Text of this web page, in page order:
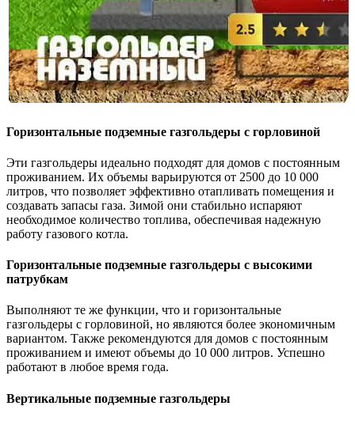
Горизонтальные подземные газгольдеры с горловиной
Эти газгольдеры идеально подходят для домов с постоянным
проживанием. Их объемы варьируются от 2500 до 10 000
литров, что позволяет эффективно отапливать помещения и
создавать запасы газа. Зимой они стабильно испаряют
необходимое количество топлива, обеспечивая надежную
работу газового котла.
Горизонтальные подземные газгольдеры с высокими
патрубкам
Выполняют те же функции, что и горизонтальные
газгольдеры с горловиной, но являются более экономичным
вариантом. Также рекомендуются для домов с постоянным
проживанием и имеют объемы до 10 000 литров. Успешно
работают в любое время года.
Вертикальные подземные газгольдеры